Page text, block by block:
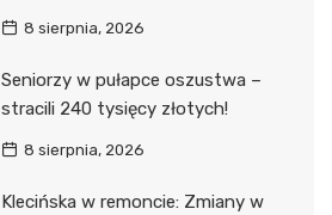
8 sierpnia, 2026
Seniorzy w pułapce oszustwa –
stracili 240 tysięcy złotych!
8 sierpnia, 2026
Klecińska w remoncie: Zmiany w